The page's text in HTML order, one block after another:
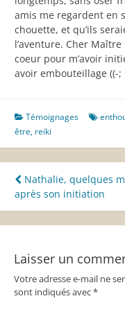
amis me regardent en
chouette, et qu’ils
l’aventure. Cher
coeur pour m’avoir
avoir embouteillage ((-;
Témoignages
être, reiki
Navigation
de
l’article
Nathalie, quelques
après son initiation
Laisser un
Votre adresse e-mail ne
sont indiqués avec*